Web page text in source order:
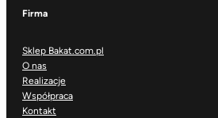
Firma
Sklep Bakat.com.pl
O nas
Realizacje
Współpraca
Kontakt